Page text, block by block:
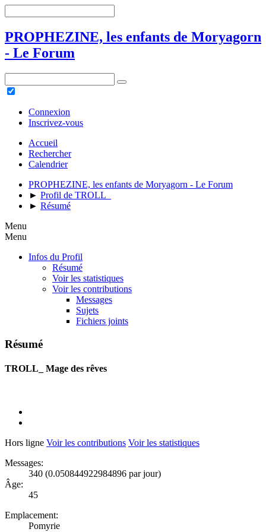
PROPHEZINE, les enfants de Moryagorn
- Le Forum
Connexion
Inscrivez-vous
Accueil
Rechercher
Calendrier
PROPHEZINE, les enfants de Moryagorn - Le Forum
► Profil de TROLL_
► Résumé
Menu
Menu
Infos du Profil
Résumé
Voir les statistiques
Voir les contributions
Messages
Sujets
Fichiers joints
Résumé
TROLL_ Mage des rêves
Hors ligne Voir les contributions Voir les statistiques
Messages:
340 (0.050844922984896 par jour)
Âge:
45
Emplacement:
Pomyrie